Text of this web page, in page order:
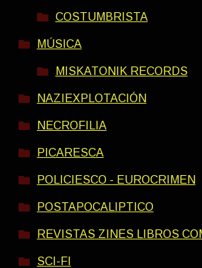
COSTUMBRISTA
MÚSICA
MISKATONIK RECORDS
NAZIEXPLOTACIÓN
NECROFILIA
PICARESCA
POLICIESCO - EUROCRIMEN
POSTAPOCALIPTICO
REVISTAS ZINES LIBROS
SCI-FI